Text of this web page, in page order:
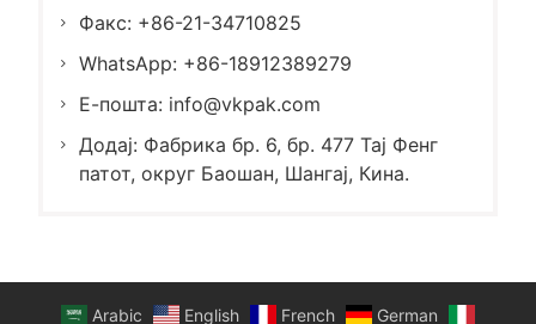
Факс: +86-21-34710825
WhatsApp: +86-18912389279
Е-пошта: info@vkpak.com
Додај: Фабрика бр. 6, бр. 477 Тај Фенг
патот, округ Баошан, Шангај, Кина.
Arabic English French German